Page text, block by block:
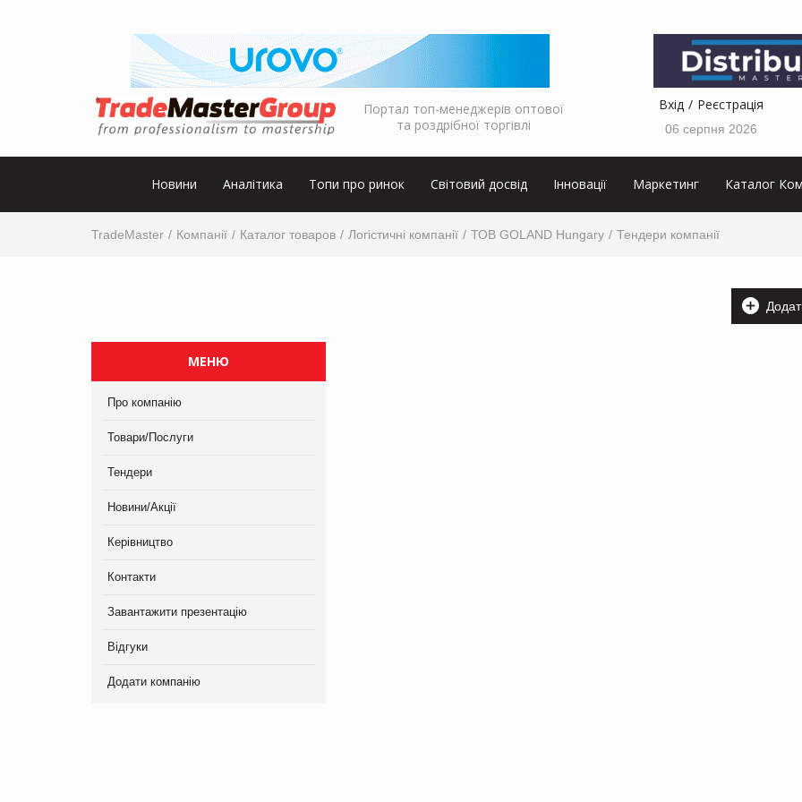
Портал топ-менеджерів оптової
та роздрібної торгівлі
Вхід Реєстрація
06 серпня 2026
Новини Аналітика Топи про ринок Світовий досвід Інновації Маркетинг Каталог
TradeMaster Компанії Каталог товаров Логістичні компанії ТОВ GOLAND Hungary Тендери компанії
МЕНЮ
Про компанію
Товари/Послуги
Тендери
Новини/Акції
Керівництво
Контакти
Завантажити презентацію
Відгуки
Додати компанію